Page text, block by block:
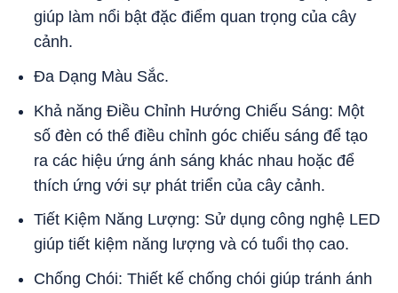
giúp làm nổi bật đặc điểm quan trọng của cây
cảnh.
Đa Dạng Màu Sắc.
Khả năng Điều Chỉnh Hướng Chiếu Sáng: Một
số đèn có thể điều chỉnh góc chiếu sáng để tạo
ra các hiệu ứng ánh sáng khác nhau hoặc để
thích ứng với sự phát triển của cây cảnh.
Tiết Kiệm Năng Lượng: Sử dụng công nghệ LED
giúp tiết kiệm năng lượng và có tuổi thọ cao.
Chống Chói: Thiết kế chống chói giúp tránh ánh